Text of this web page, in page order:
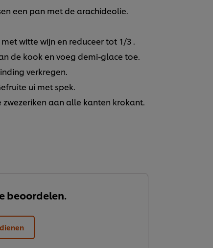
een pan met de arachideolie.
witte wijn en reduceer tot 1/3 .
de kook en voeg demi-glace toe.
verkregen.
ui met spek.
zwezeriken aan alle kanten krokant.
beoordelen.